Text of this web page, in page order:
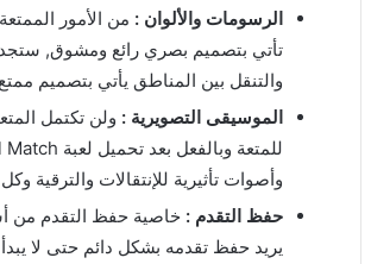
الرسومات والألوان : من الأمور
والتنقل بين المناطق يأتي بتصميم
الموسيقى التصويرية : ولن تكتمل
وأصوات تأثيرية للإنتقالات والترقية
حفظ التقدم : خاصية حفظ التقدم من
يريد حفظ تقدمه بشكل دائم حتى لا